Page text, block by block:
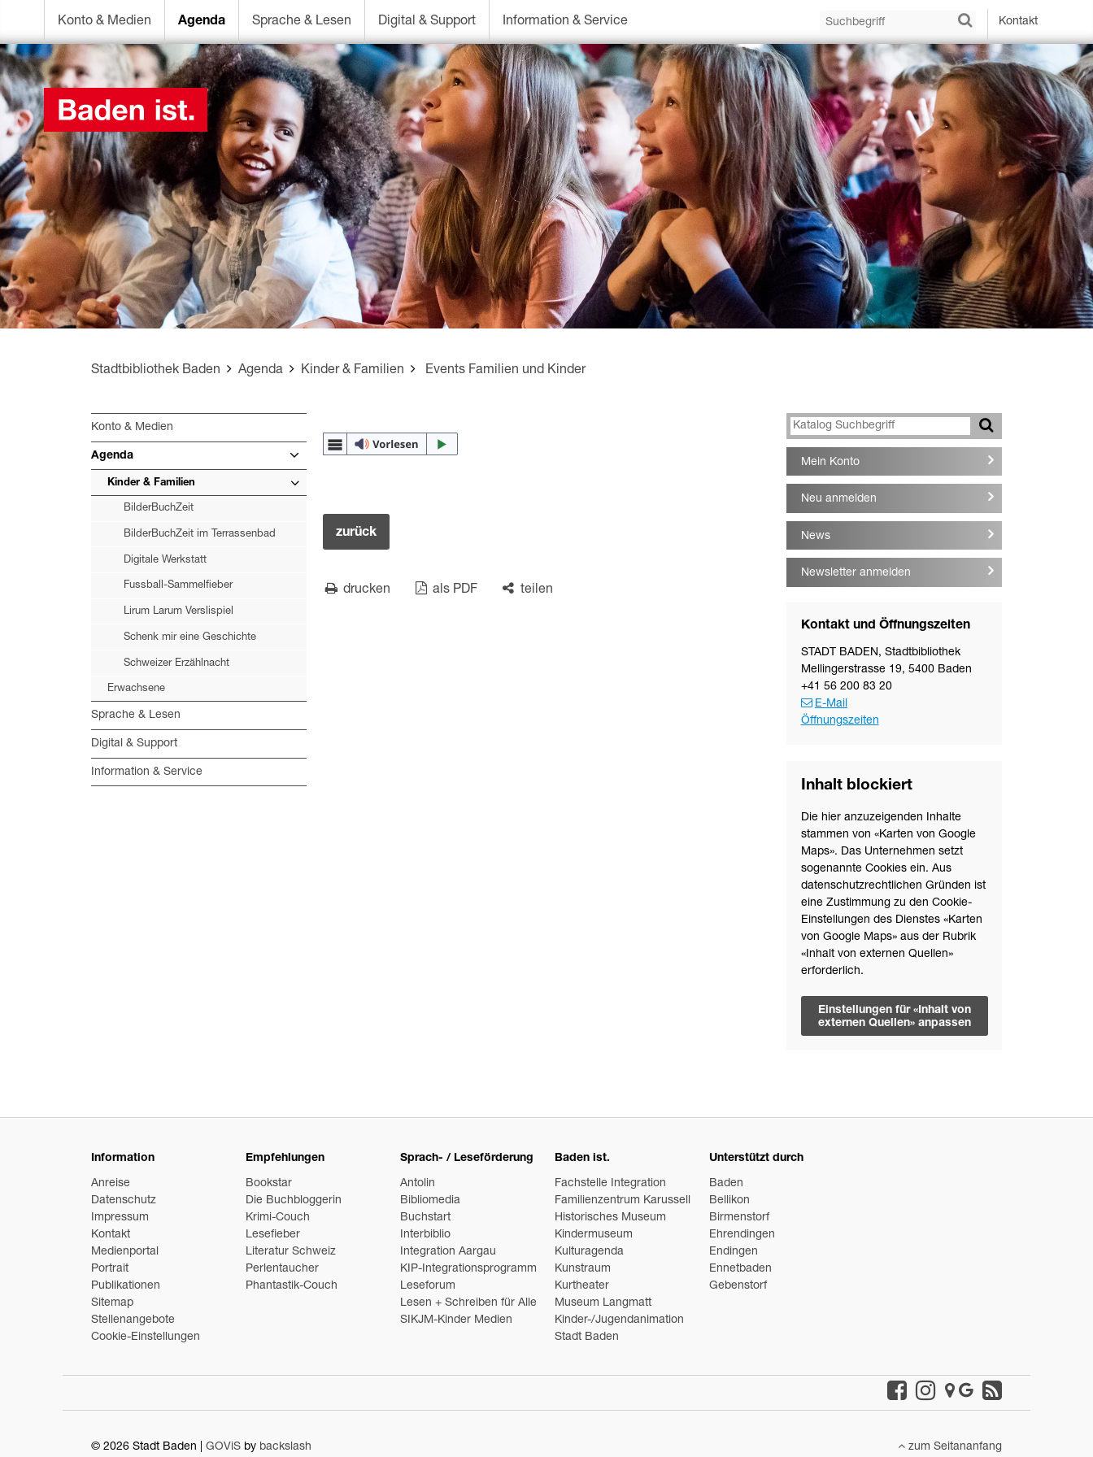
Konto & Medien Agenda Sprache & Lesen Digital & Support Information & Service Kontakt
Stadtbibliothek Baden Agenda Kinder & Familien Events Familien und Kinder
Konto & Medien
Agenda
Kinder & Familien
BilderBuchZeit
BilderBuchZeit im Terrassenbad
Digitale Werkstatt
Fussball-Sammelfieber
Lirum Larum Verslispiel
Schenk mir eine Geschichte
Schweizer Erzählnacht
Erwachsene
Sprache & Lesen
Digital & Support
Information & Service
zurück
drucken als PDF teilen
Mein Konto
Neu anmelden
News
Newsletter anmelden
Kontakt und Öffnungszeiten
STADT BADEN, Stadtbibliothek
Mellingerstrasse 19, 5400 Baden
+41 56 200 83 20
E-Mail
Öffnungszeiten
Inhalt blockiert
Die hier anzuzeigenden Inhalte
stammen von «Karten von Google
Maps». Das Unternehmen setzt
sogenannte Cookies ein. Aus
datenschutzrechtlichen Gründen ist
eine Zustimmung zu den Cookie-
Einstellungen des Dienstes «Karten
von Google Maps» aus der Rubrik
«Inhalt von externen Quellen»
erforderlich.
Einstellungen für «Inhalt von
externen Quellen» anpassen
Information
Anreise
Datenschutz
Impressum
Kontakt
Medienportal
Portrait
Publikationen
Sitemap
Stellenangebote
Cookie-Einstellungen
Empfehlungen
Bookstar
Die Buchbloggerin
Krimi-Couch
Lesefieber
Literatur Schweiz
Perlentaucher
Phantastik-Couch
Sprach- / Leseförderung
Antolin
Bibliomedia
Buchstart
Interbiblio
Integration Aargau
KIP-Integrationsprogramm
Leseforum
Lesen + Schreiben für Alle
SIKJM-Kinder Medien
Baden ist.
Fachstelle Integration
Familienzentrum Karussell
Historisches Museum
Kindermuseum
Kulturagenda
Kunstraum
Kurtheater
Museum Langmatt
Kinder-/Jugendanimation
Stadt Baden
Unterstützt durch
Baden
Bellikon
Birmenstorf
Ehrendingen
Endingen
Ennetbaden
Gebenstorf
© 2026 Stadt Baden | GOViS by backslash zum Seitananfang